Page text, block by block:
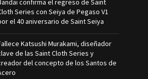
confirma el regreso de Saint
Series con Seiya de Pegaso V1
el 40 aniversario de Saint Seiya
Katsushi Murakami, diseñador
de las Saint Cloth Series y
del concepto de los Santos de